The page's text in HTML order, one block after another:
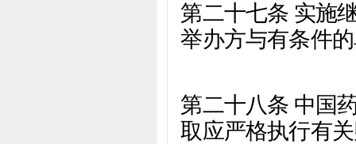
第二十七条 实施
举办方与有条件
第二十八条 中国
取应严格执行有